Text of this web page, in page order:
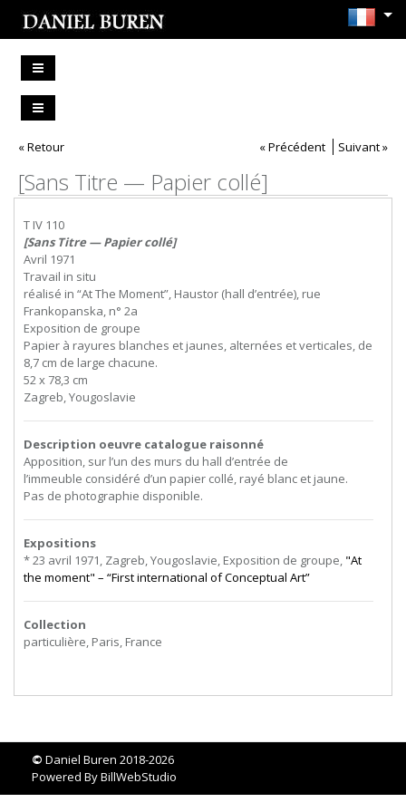
« Retour « Précédent Suivant »
[Sans Titre — Papier collé]
T IV 110
[Sans Titre — Papier collé]
Avril 1971
Travail in situ
réalisé in “At The Moment”, Haustor (hall d’entrée), rue
Frankopanska, n° 2a
Exposition de groupe
Papier à rayures blanches et jaunes, alternées et verticales, de
8,7 cm de large chacune.
52 x 78,3 cm
Zagreb, Yougoslavie
Description oeuvre catalogue raisonné
Apposition, sur l’un des murs du hall d’entrée de
l’immeuble considéré d’un papier collé, rayé blanc et jaune.
Pas de photographie disponible.
Expositions
* 23 avril 1971, Zagreb, Yougoslavie, Exposition de groupe, "At
the moment" – “First international of Conceptual Art”
Collection
particulière, Paris, France
© Daniel Buren 2018-2026
Powered ByBillWebStudio